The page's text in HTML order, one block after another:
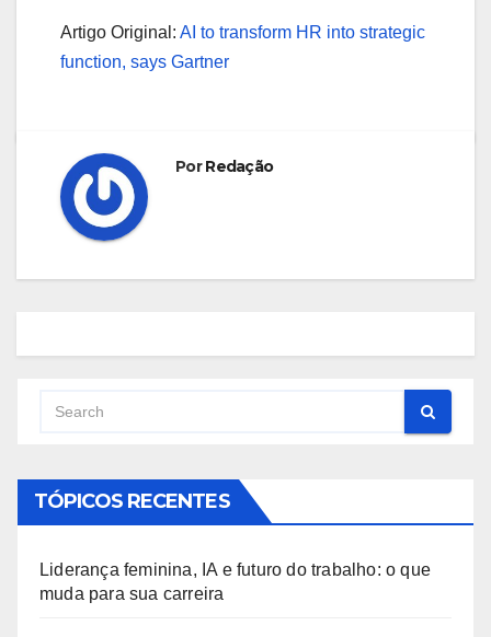
Artigo Original: AI to transform HR into strategic
function, says Gartner
PorRedação
TÓPICOS RECENTES
Liderança feminina, IA e futuro do trabalho: o que
muda para sua carreira